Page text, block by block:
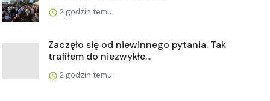
2 godzin temu
Zaczęło się od niewinnego pytania. Tak
trafiłem do niezwykłe...
2 godzin temu